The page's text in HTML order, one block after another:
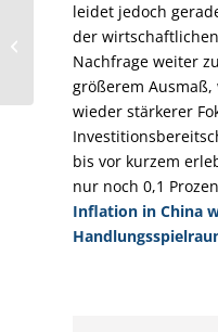
leidet jedoch
der
Nachfrage weiter
größerem
wieder stärkerer
bis vor kurzem
nur noch 0,1
Inflation in China
Warum steigende
Staatsschulden den
Goldpreis stützen?